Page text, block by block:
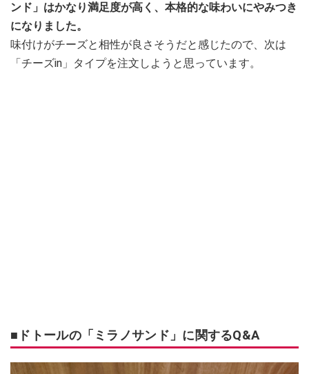
ンド」はかなり満足度が高く、本格的な味わいにやみつき
になりました。
味付けがチーズと相性が良さそうだと感じたので、次は
「チーズin」タイプを注文しようと思っています。
■ドトールの「ミラノサンド」に関するQ&A